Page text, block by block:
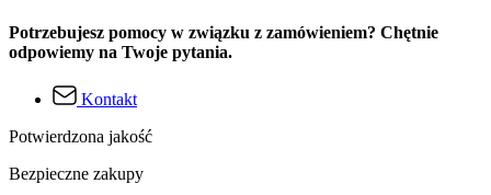
Potrzebujesz pomocy w związku z zamówieniem? Chętnie
odpowiemy na Twoje pytania.
Kontakt
Potwierdzona jakość
Bezpieczne zakupy